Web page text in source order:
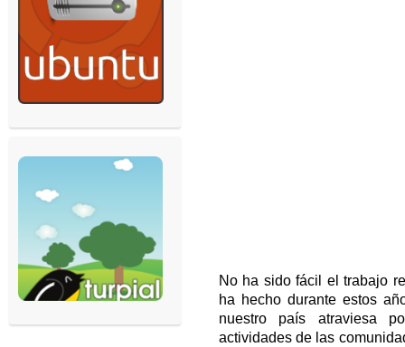
No ha sido fácil el trabajo
ha hecho durante estos
nuestro país atraviesa
actividades de las